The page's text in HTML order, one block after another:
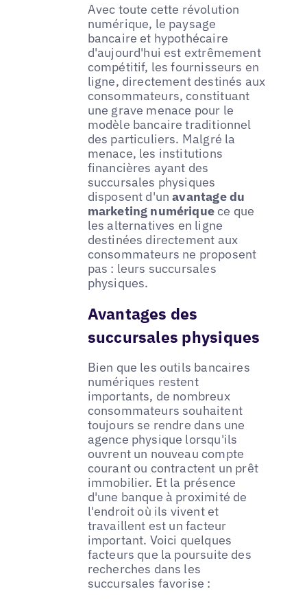
Avec toute cette révolution
numérique, le paysage
bancaire et hypothécaire
d'aujourd'hui est extrêmement
compétitif, les fournisseurs en
ligne, directement destinés aux
consommateurs, constituant
une grave menace pour le
modèle bancaire traditionnel
des particuliers. Malgré la
menace, les institutions
financières ayant des
succursales physiques
disposent d'unavantage du
marketing numériquece que
les alternatives en ligne
destinées directement aux
consommateurs ne proposent
pas : leurs succursales
physiques.
Avantages des
succursales physiques
Bien que les outils bancaires
numériques restent
importants, de nombreux
consommateurs souhaitent
toujours se rendre dans une
agence physique lorsqu'ils
ouvrent un nouveau compte
courant ou contractent un prêt
immobilier. Et la présence
d'une banque à proximité de
l'endroit où ils vivent et
travaillent est un facteur
important. Voici quelques
facteurs que la poursuite des
recherches dans les
succursales favorise :